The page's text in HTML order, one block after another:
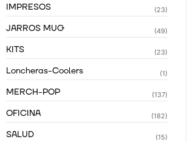
IMPRESOS (23)
JARROS MUG (49)
KITS (23)
Loncheras-Coolers (1)
MERCH-POP (137)
OFICINA (182)
SALUD (15)